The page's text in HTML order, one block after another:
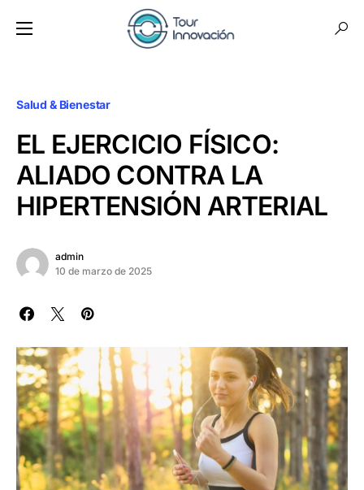
Salud & Bienestar
EL EJERCICIO FÍSICO:
ALIADO CONTRA LA
HIPERTENSIÓN ARTERIAL
admin
10 de marzo de 2025